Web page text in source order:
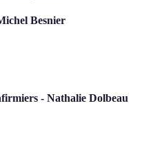
Besnier
- Nathalie Dolbeau